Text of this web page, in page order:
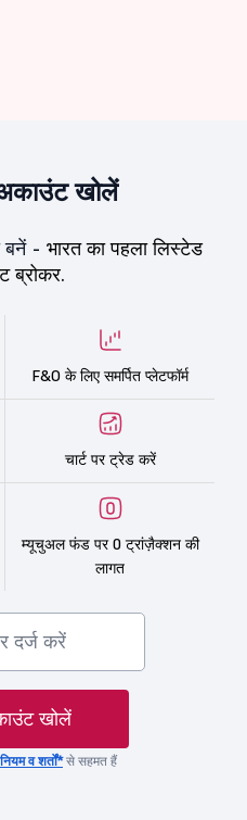
खोलें
बनें - भारत का पहला लिस्टेड
ब्रोकर.
F&O के लिए समर्पित प्लेटफॉर्म
चार्ट पर ट्रेड करें
म्यूचुअल फंड पर 0 ट्रांज़ैक्शन की
लागत
खोलें
नियम व शर्तों*से सहमत हैं